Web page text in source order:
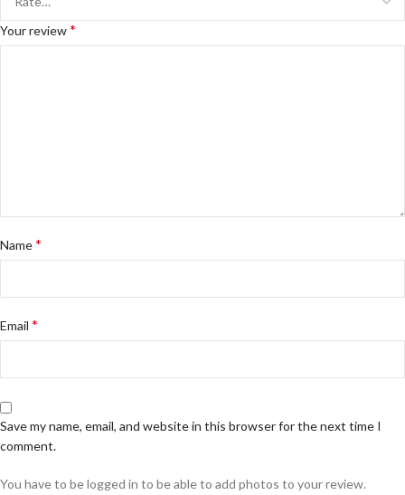
Your review*
Name*
Email *
Save my name, email, and website in this browser for the next time I
comment.
You have to be logged in to be able to add photos to your review.